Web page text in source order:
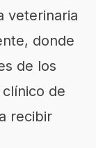
veterinaria
donde
de los
de
recibir